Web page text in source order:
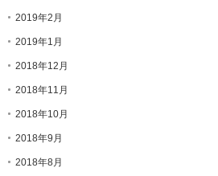
2019年2月
2019年1月
2018年12月
2018年11月
2018年10月
2018年9月
2018年8月